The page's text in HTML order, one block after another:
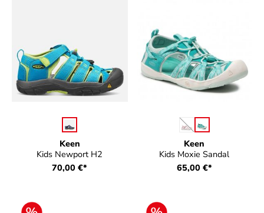
Keen
Kids Newport H2
Farbeauswählen
70,00 €*
Keen
Kids Moxie Sandal
Farbeauswählen
(Diese Option ist
65,00 €*